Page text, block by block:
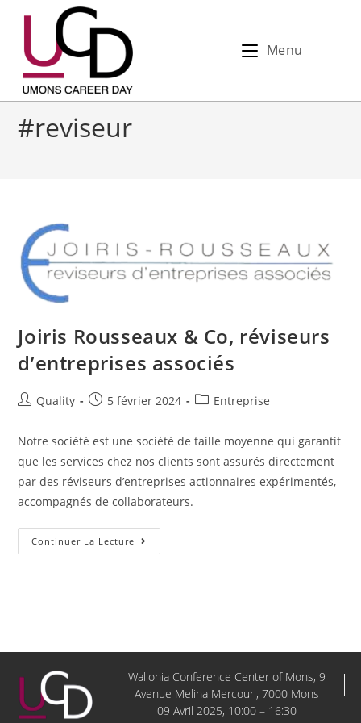
Menu
#reviseur
Joiris Rousseaux & Co, réviseurs
d’entreprises associés
Quality 5 février 2024 Entreprise
Notre société est une société de taille moyenne qui garantit
que les services chez nos clients sont assurés directement
par des réviseurs d’entreprises actionnaires expérimentés,
accompagnés de collaborateurs.
Continuer La Lecture
Wallonia Conference Center of Mons, 9
Avenue Melina Mercouri, 7000 Mons
09 Avril 2025, 10:00 – 16:30